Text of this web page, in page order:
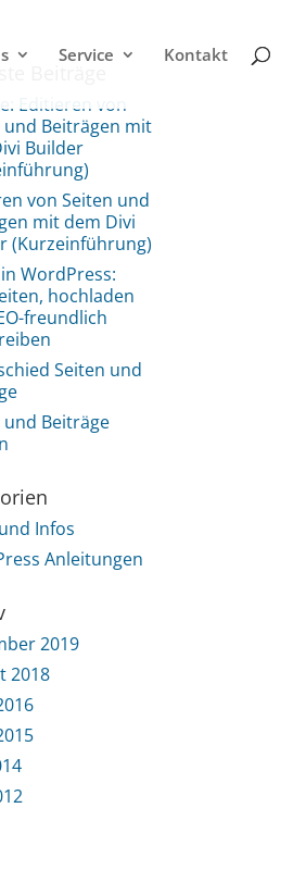
Service Kontakt
Editieren von
und Beiträgen mit
Builder
von Seiten und
mit dem Divi
(Kurzeinführung)
WordPress:
hochladen
freundlich
Seiten und
und Beiträge
Infos
Anleitungen
2019
2018